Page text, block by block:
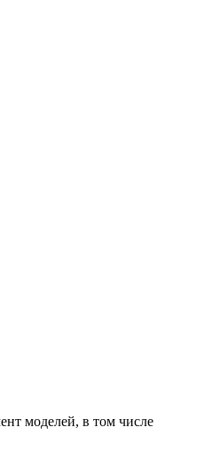
моделей, в том числе